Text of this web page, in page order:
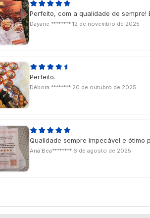
Perfeito, com a qualidade de sempre!
Dayane ******** 12 de novembro de 2025
Perfeito.
Débora ******** 20 de outubro de 2025
Qualidade sempre impecável e ótimo
Ana Bea******** 6 de agosto de 2025